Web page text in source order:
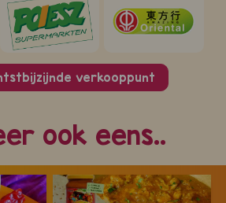
verkooppunt
ook eens..